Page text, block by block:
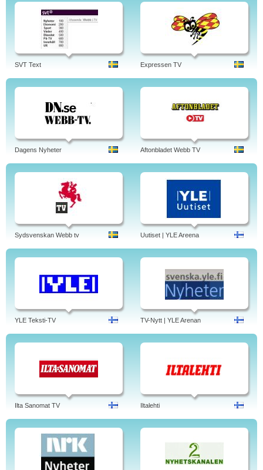
SVT Text Expressen TV
Dagens Nyheter Aftonbladet Webb TV
Sydsvenskan Webb tv Uutiset | YLE Areena
YLE Teksti-TV TV-Nytt | YLE Arenan
Ilta Sanomat TV Iltalehti